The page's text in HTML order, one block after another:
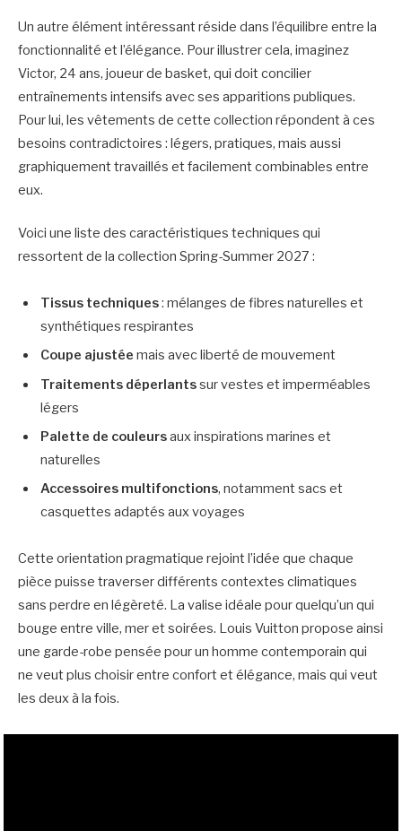
Un autre élément intéressant réside dans l’équilibre entre la
fonctionnalité et l’élégance. Pour illustrer cela, imaginez
Victor, 24 ans, joueur de basket, qui doit concilier
entraînements intensifs avec ses apparitions publiques.
Pour lui, les vêtements de cette collection répondent à ces
besoins contradictoires : légers, pratiques, mais aussi
graphiquement travaillés et facilement combinables entre
eux.
Voici une liste des caractéristiques techniques qui
ressortent de la collection Spring-Summer 2027 :
Tissus techniques: mélanges de fibres naturelles et
synthétiques respirantes
Coupe ajustée mais avec liberté de mouvement
Traitements déperlantssur vestes et imperméables
légers
Palette de couleursaux inspirations marines et
naturelles
Accessoires multifonctions, notamment sacs et
casquettes adaptés aux voyages
Cette orientation pragmatique rejoint l’idée que chaque
pièce puisse traverser différents contextes climatiques
sans perdre en légèreté. La valise idéale pour quelqu’un qui
bouge entre ville, mer et soirées. Louis Vuitton propose ainsi
une garde-robe pensée pour un homme contemporain qui
ne veut plus choisir entre confort et élégance, mais qui veut
les deux à la fois.